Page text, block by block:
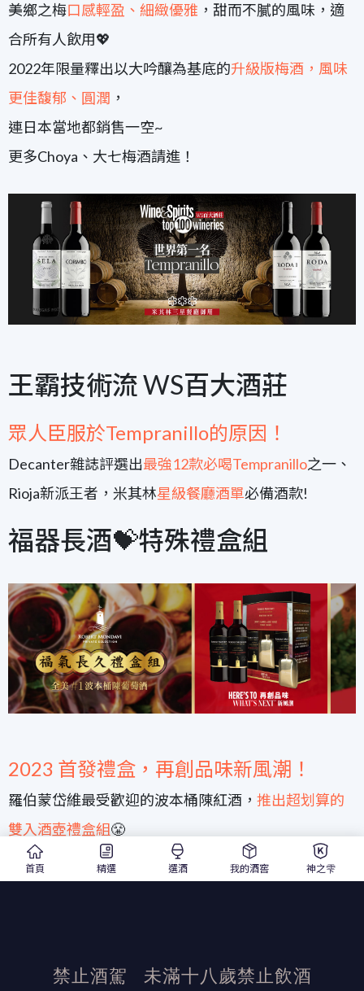
美鄉之梅口感輕盈、細緻優雅 ，甜而不膩的風味，適
合所有人飲用💖
2022年限量釋出以大吟釀為基底的升級版梅酒，風味
更佳馥郁、圓潤 ，
連日本當地都銷售一空~
更多Choya、大七梅酒請進！
王霸技術流 WS百大酒莊
眾人臣服於Tempranillo的原因！
Decanter雜誌評選出最強12款必喝Tempranillo之一、
Rioja新派王者，米其林星級餐廳酒單必備酒款!
福器長酒💝特殊禮盒組
2023 首發禮盒，再創品味新風潮！
羅伯蒙岱維最受歡迎的波本桶陳紅酒， 推出超划算的
雙入酒壺禮盒組😤
兩瓶好酒加上一個
精美原廠酒壺 ，買到賺到!
活動結束後加佳酒保有活動最終解釋權
首頁 精選 選酒 我的酒窖 神之雫
禁止酒駕 未滿十八歲禁止飲酒